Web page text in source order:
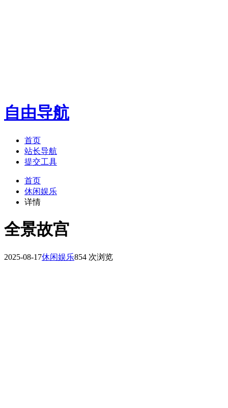
自由导航
首页
站长导航
提交工具
首页
休闲娱乐
详情
全景故宫
2025-08-17休闲娱乐854 次浏览